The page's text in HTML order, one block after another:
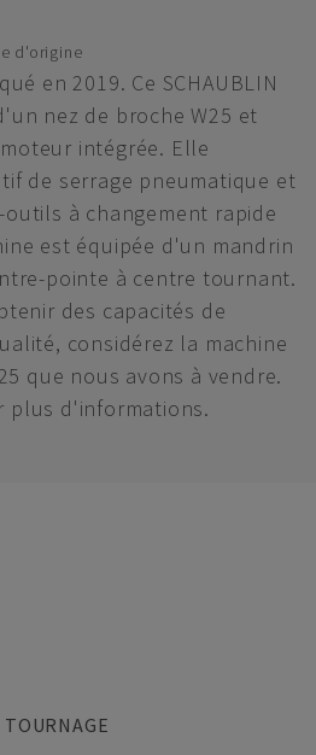
d'origine
en 2019. Ce SCHAUBLIN
nez de broche W25 et
intégrée. Elle
de serrage pneumatique et
à changement rapide
est équipée d'un mandrin
pointe à centre tournant.
des capacités de
considérez la machine
que nous avons à vendre.
plus d'informations.
TOURNAGE